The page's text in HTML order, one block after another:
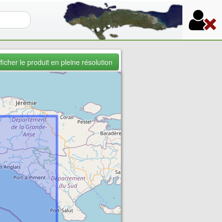
de recherche
le produit en pleine résolution